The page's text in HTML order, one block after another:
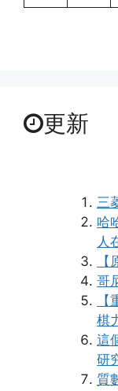
更新
三
哈
人
哥
棋
這
研
質